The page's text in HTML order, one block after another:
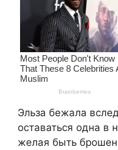
Эльза бежала
оставаться одна в
желая быть